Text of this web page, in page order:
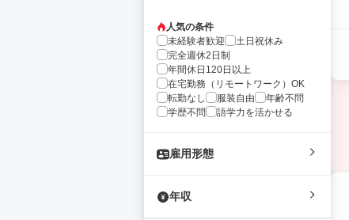
人気の条件
未経験者歓迎
土日祝休み
完全週休2日制
年間休日120日以上
在宅勤務（リモートワーク）OK
転勤なし
服装自由
年齢不問
学歴不問
語学力を活かせる
雇用形態
年収